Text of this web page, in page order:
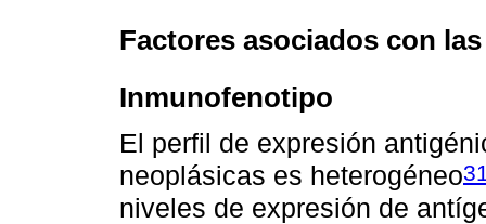
Factores asociados con
Inmunofenotipo
El perfil de expresión
neoplásicas es heterogéneo
niveles de expresión de